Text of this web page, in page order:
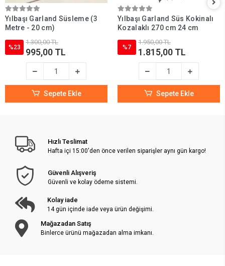
Yılbaşı Garland Süsleme (3
Metre - 20 cm)
%23
1.300,00 TL
995,00 TL
Sepete Ekle
Yılbaşı Garland Süs Kokinalı
Kozalaklı 270 cm 24 cm
%7
1.950,00 TL
1.815,00 TL
Sepete Ekle
Hızlı Teslimat
Hafta içi 15:00'den önce verilen siparişler aynı gün kargo!
Güvenli Alışveriş
Güvenli ve kolay ödeme sistemi.
Kolay iade
14 gün içinde iade veya ürün değişimi.
Mağazadan Satış
Binlerce ürünü mağazadan alma imkanı.